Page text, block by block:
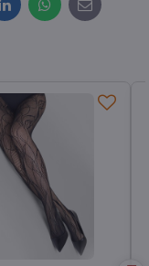
LinkedInWhatsApp
E-
mail